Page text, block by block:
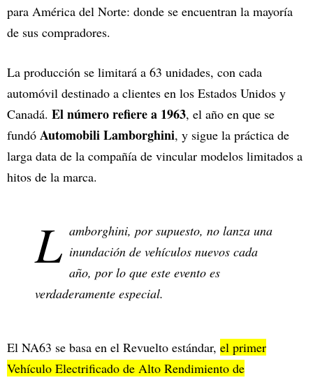
para América del Norte: donde se encuentran la mayoría
de sus compradores.
La producción se limitará a 63 unidades, con cada
automóvil destinado a clientes en los Estados Unidos y
Canadá. El número refiere a 1963, el año en que se
fundó Automobili Lamborghini, y sigue la práctica de
larga data de la compañía de vincular modelos limitados a
hitos de la marca.
L amborghini, por supuesto, no lanza una
inundación de vehículos nuevos cada
año, por lo que este evento es
verdaderamente especial.
El NA63 se basa en el Revuelto estándar, el primer
Vehículo Electrificado de Alto Rendimiento de